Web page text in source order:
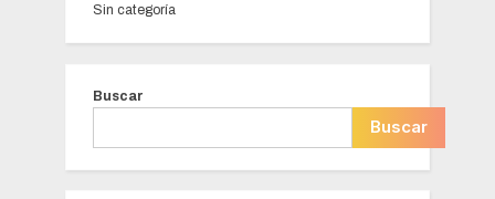
Sin categoría
Buscar
Buscar